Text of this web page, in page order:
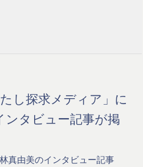
し探求メディア」に
ンタビュー記事が掲
真由美のインタビュー記事